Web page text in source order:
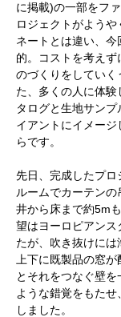
に掲載)の一部をフ
ロジェクトがよう
ネートとは違い、
的。コストを考え
のづくりをしていく
た、多くの人に体
タログと生地サン
イアントにイメー
らです。
先日、完成したプ
ルームでカーテン
井から床まで約5m
望はヨーロピアンス
たが、吹き抜けには
上下に既製品の窓
とそれをつなぐ壁
ような錯覚をもた
しました。